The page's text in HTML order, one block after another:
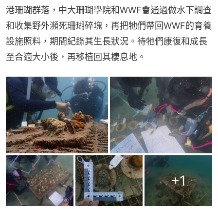
港珊瑚群落，中大珊瑚學院和WWF會通過做水下調查
和收集野外瀕死珊瑚碎塊，再把牠們帶回WWF的育養
設施照料，期間紀錄其生長狀況。待牠們康復和成長
至合適大小後，再移植回其棲息地。
+1